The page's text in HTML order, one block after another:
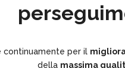
continuamente per il
della massima